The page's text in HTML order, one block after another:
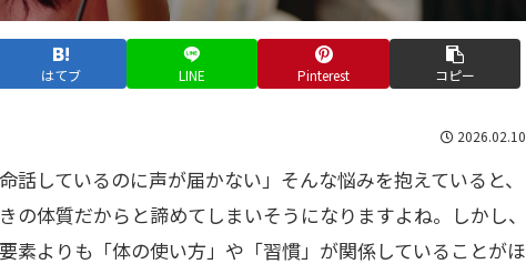
はてブ LINE Pinterest コピー
2026.02.10
話しているのに声が届かない」そんな悩みを抱えていると、
の体質だからと諦めてしまいそうになりますよね。しかし、
素よりも「体の使い方」や「習慣」が関係していることがほ